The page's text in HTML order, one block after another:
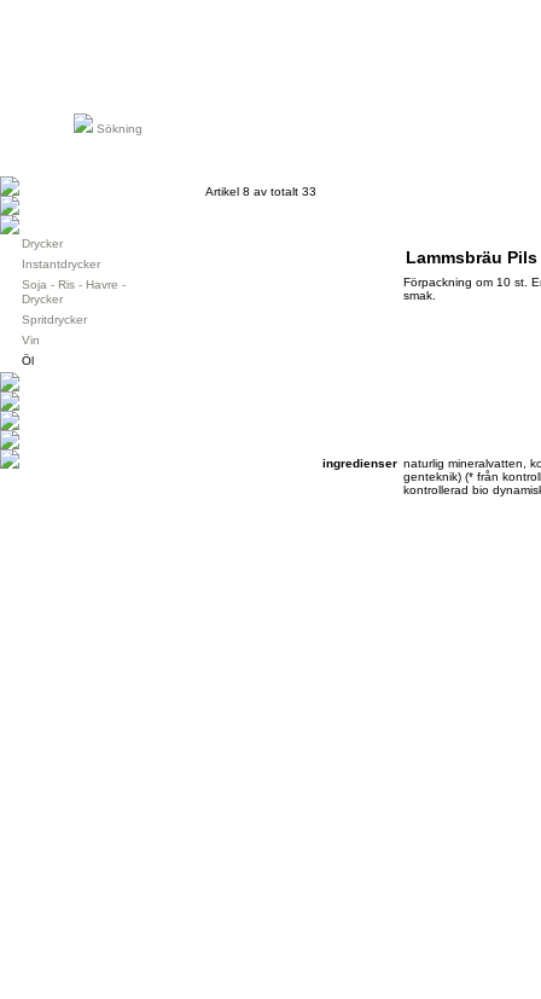
Sökning
Drycker
Instantdrycker
Soja - Ris - Havre -
Drycker
Spritdrycker
Vin
Öl
Artikel 8 av totalt 33
Lammsbräu
Förpackning om 10 st.
smak.
ingredienser naturlig mineralvatten,
genteknik) (* från
kontrollerad bio